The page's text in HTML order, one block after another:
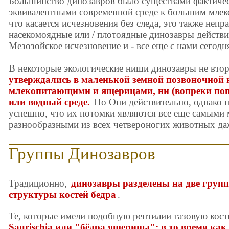
эквивалентными современной среде к большим
что касается исчезновения без следа, это также
насекомоядные или / плотоядные динозавры
Мезозойское исчезновение и - все еще с нами
В некоторые экологические ниши динозавры не
утверждались в маленькой земной
млекопитающими и ящерицами, ни (вопреки
или водный среде. Но Они действительно, однако
успешно, что их потомки являются все еще
разнообразными из всех четвероногих животных
Группы Динозавров
Традиционно, динозавры разделены на две
структуры костей бедра.
Те, которые имели подобную рептилии тазовую